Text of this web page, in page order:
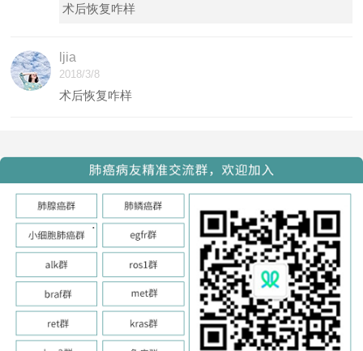
术后恢复咋样
ljia
2018/3/8
术后恢复咋样